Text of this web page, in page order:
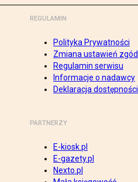
REGULAMIN
Polityka Prywatności
Zmiana ustawień zgód
Regulamin serwisu
Informacje o nadawcy
Deklaracja dostępności
PARTNERZY
E-kiosk.pl
E-gazety.pl
Nexto.pl